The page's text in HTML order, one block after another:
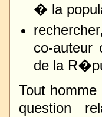
� la
co-auteur
de la
Tout
question